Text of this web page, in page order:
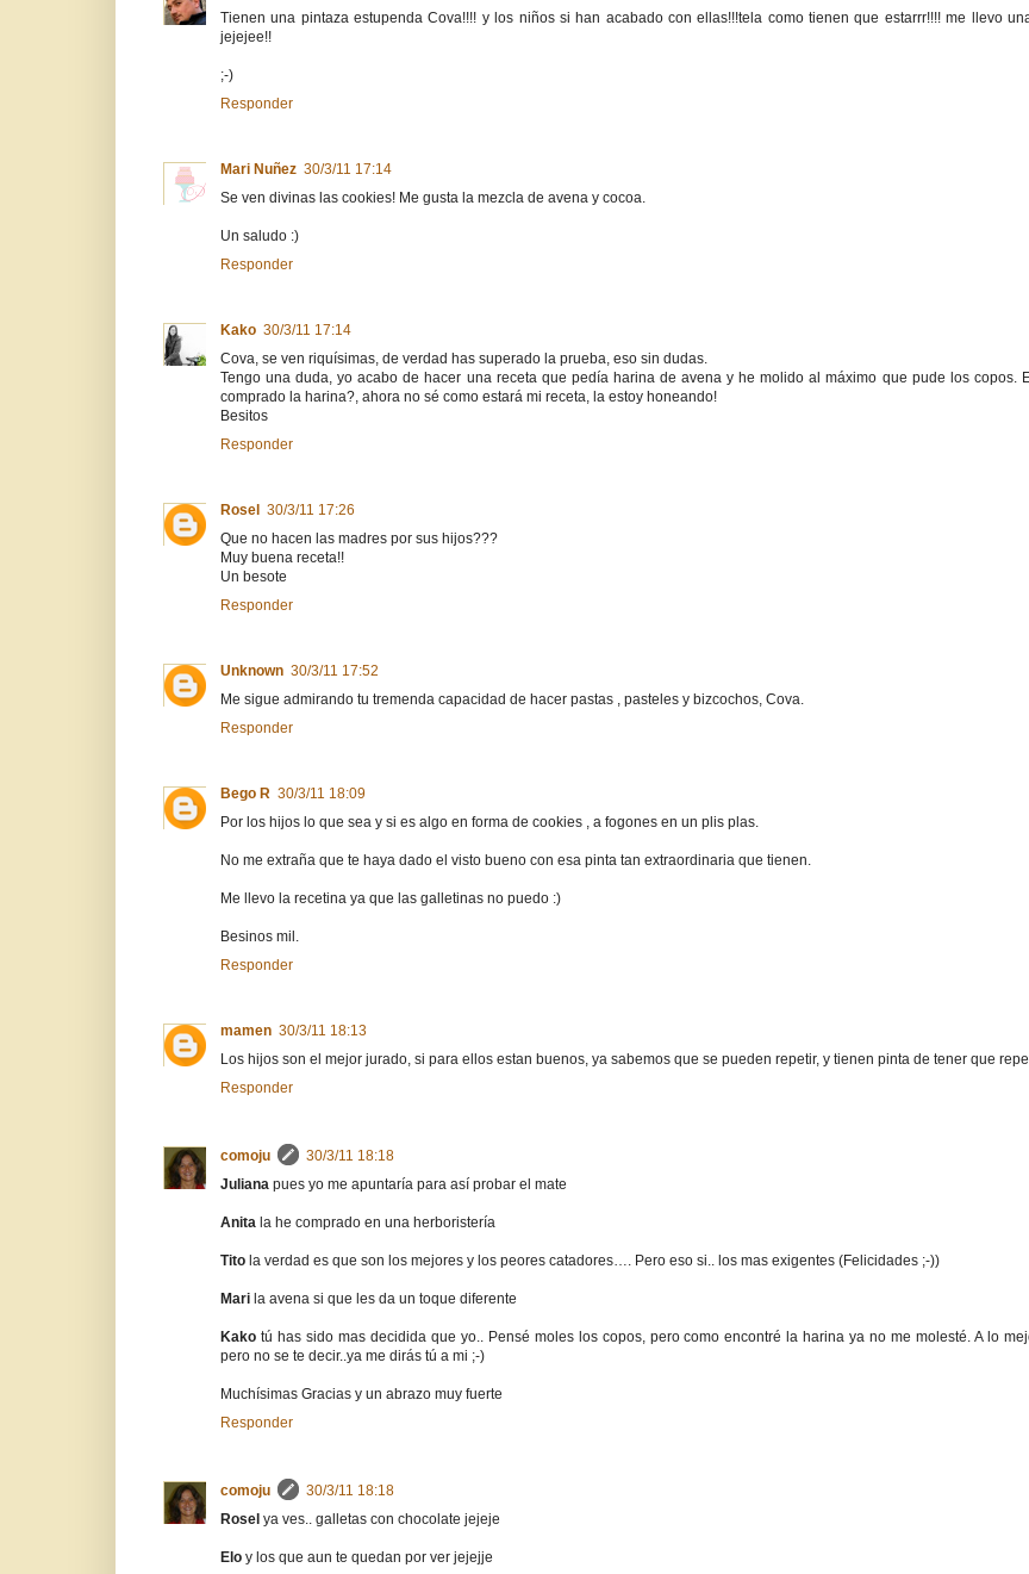
Tienen una pintaza estupenda Cova!!!! y los niños si han acabado con ellas!!!tela como tienen que estarrr!!!! me llevo
jejejee!!
;-)
Responder
Mari Nuñez 30/3/11 17:14
Se ven divinas las cookies! Me gusta la mezcla de avena y cocoa.
Un saludo :)
Responder
Kako 30/3/11 17:14
Cova, se ven riquísimas, de verdad has superado la prueba, eso sin dudas.
Tengo una duda, yo acabo de hacer una receta que pedía harina de avena y he molido al máximo que pude los copos.
comprado la harina?, ahora no sé como estará mi receta, la estoy honeando!
Besitos
Responder
Rosel
30/3/11 17:26
Que no hacen las madres por sus hijos???
Muy buena receta!!
Un besote
Responder
Unknown 30/3/11 17:52
Me sigue admirando tu tremenda capacidad de hacer pastas , pasteles y bizcochos, Cova.
Responder
Bego R 30/3/11 18:09
Por los hijos lo que sea y si es algo en forma de cookies , a fogones en un plis plas.
No me extraña que te haya dado el visto bueno con esa pinta tan extraordinaria que tienen.
Me llevo la recetina ya que las galletinas no puedo :)
Besinos mil.
Responder
mamen 30/3/11 18:13
Los hijos son el mejor jurado, si para ellos estan buenos, ya sabemos que se pueden repetir, y tienen pinta de tener que
Responder
comoju
30/3/11 18:18
Juliana pues yo me apuntaría para así probar el mate
Anita la he comprado en una herboristería
Tito la verdad es que son los mejores y los peores catadores…. Pero eso si.. los mas exigentes (Felicidades ;-))
Mari la avena si que les da un toque diferente
Kako tú has sido mas decidida que yo.. Pensé moles los copos, pero como encontré la harina ya no me molesté. A lo
pero no se te decir..ya me dirás tú a mi ;-)
Muchísimas Gracias y un abrazo muy fuerte
Responder
comoju
30/3/11 18:18
Rosel ya ves.. galletas con chocolate jejeje
Elo y los que aun te quedan por ver jejejje